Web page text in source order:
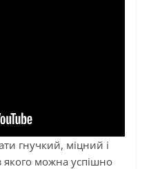
гнучкий, міцний і
якого можна успішно